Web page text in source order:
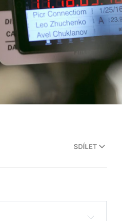
SDÍLET